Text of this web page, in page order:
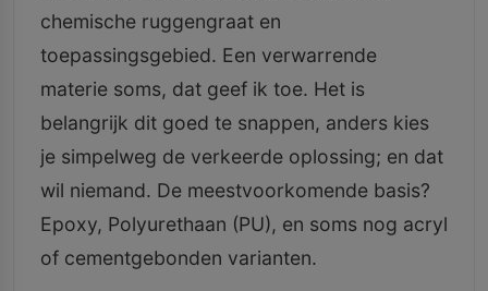
chemische ruggengraat en
toepassingsgebied. Een verwarrende
materie soms, dat geef ik toe. Het is
belangrijk dit goed te snappen, anders kies
je simpelweg de verkeerde oplossing; en dat
wil niemand. De meestvoorkomende basis?
Epoxy, Polyurethaan (PU), en soms nog acryl
of cementgebonden varianten.